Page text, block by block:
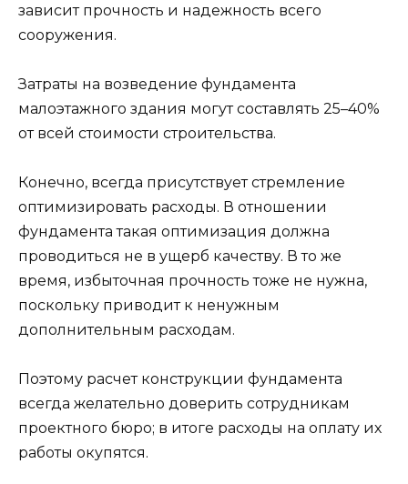
зависит прочность и надежность всего
сооружения.
Затраты на возведение фундамента
малоэтажного здания могут составлять 25–40%
от всей стоимости строительства.
Конечно, всегда присутствует стремление
оптимизировать расходы. В отношении
фундамента такая оптимизация должна
проводиться не в ущерб качеству. В то же
время, избыточная прочность тоже не нужна,
поскольку приводит к ненужным
дополнительным расходам.
Поэтому расчет конструкции фундамента
всегда желательно доверить сотрудникам
проектного бюро; в итоге расходы на оплату их
работы окупятся.